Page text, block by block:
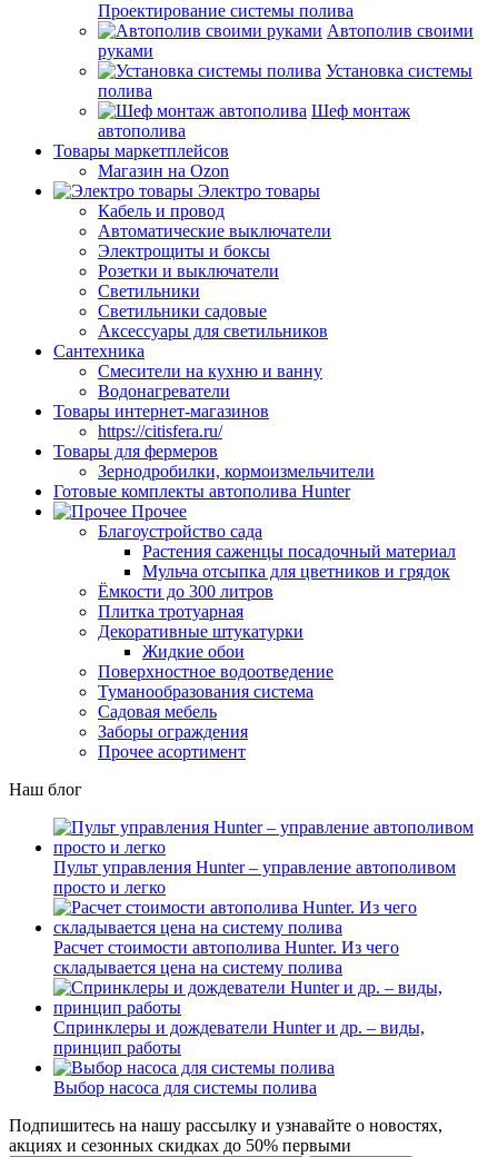
Проектирование системы полива
Автополив своими
руками
Установка системы
полива
Шеф монтаж
автополива
Товары маркетплейсов
Магазин на Ozon
Электро товары
Кабель и провод
Автоматические выключатели
Электрощиты и боксы
Розетки и выключатели
Светильники
Светильники садовые
Аксессуары для светильников
Сантехника
Смесители на кухню и ванну
Водонагреватели
Товары интернет-магазинов
https://citisfera.ru/
Товары для фермеров
Зернодробилки, кормоизмельчители
Готовые комплекты автополива Hunter
Прочее
Благоустройство сада
Растения саженцы посадочный материал
Мульча отсыпка для цветников и грядок
Ёмкости до 300 литров
Плитка тротуарная
Декоративные штукатурки
Жидкие обои
Поверхностное водоотведение
Туманообразования система
Садовая мебель
Заборы ограждения
Прочее асортимент
Наш блог
Пульт управления Hunter – управление автополивом
просто и легко
Расчет стоимости автополива Hunter. Из чего
складывается цена на систему полива
Спринклеры и дождеватели Hunter и др. – виды,
принцип работы
Выбор насоса для системы полива
Подпишитесь на нашу рассылку и узнавайте о новостях,
акциях и сезонных скидках до 50% первыми